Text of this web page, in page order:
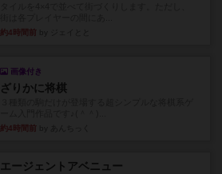
約4時間前
画像付き
ざりかに将棋
約4時間前
エージェントアベニュー